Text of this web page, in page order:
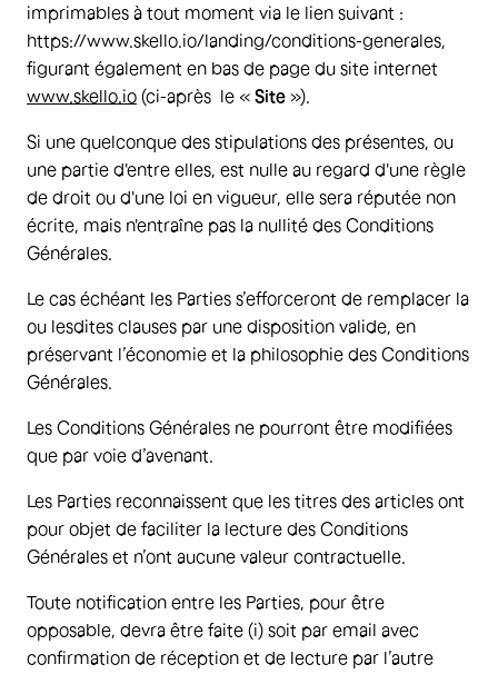
imprimables à tout moment via le lien suivant :
https://www.skello.io/landing/conditions-generales,
figurant également en bas de page du site internet
www.skello.io (ci-après le « Site »).
Si une quelconque des stipulations des présentes, ou
une partie d'entre elles, est nulle au regard d'une règle
de droit ou d'une loi en vigueur, elle sera réputée non
écrite, mais n'entraîne pas la nullité des Conditions
Générales.
Le cas échéant les Parties s’efforceront de remplacer la
ou lesdites clauses par une disposition valide, en
préservant l’économie et la philosophie des Conditions
Générales.
Les Conditions Générales ne pourront être modifiées
que par voie d’avenant.
Les Parties reconnaissent que les titres des articles ont
pour objet de faciliter la lecture des Conditions
Générales et n’ont aucune valeur contractuelle.
Toute notification entre les Parties, pour être
opposable, devra être faite (i) soit par email avec
confirmation de réception et de lecture par l’autre